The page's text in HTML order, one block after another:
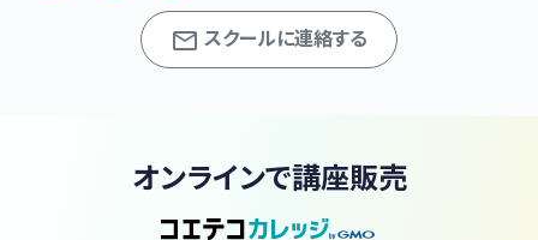
スクールに連絡する
オンラインで講座販売